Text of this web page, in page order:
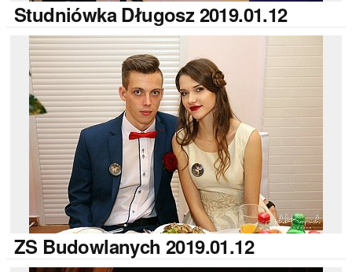
StudniówkaDługosz 2019.01.12
ZSBudowlanych 2019.01.12